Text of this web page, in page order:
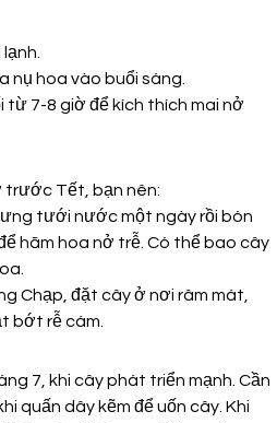
hoa vào buổi sáng.
7-8 giờ để kích thích mai nở
trước Tết, bạn nên:
tưới nước một ngày rồi bón
hãm hoa nở trễ. Có thể bao cây
Chạp, đặt cây ở nơi râm mát,
bớt rễ cám.
7, khi cây phát triển mạnh. Cần
quấn dây kẽm để uốn cây. Khi